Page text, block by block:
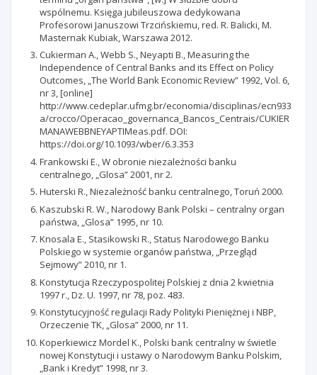
wspólnemu. Księga jubileuszowa dedykowana
Profesorowi Januszowi Trzcińskiemu, red. R. Balicki, M.
Masternak Kubiak, Warszawa 2012.
Cukierman A., Webb S., Neyapti B., Measuring the
Independence of Central Banks and its Effect on Policy
Outcomes, „The World Bank Economic Review” 1992, Vol. 6,
nr 3, [online]
http://www.cedeplar.ufmg.br/economia/disciplinas/ecn933
a/crocco/Operacao_governanca_Bancos_Centrais/CUKIER
MANAWEBBNEYAPTIMeas.pdf. DOI:
https://doi.org/10.1093/wber/6.3.353
Frankowski E., W obronie niezależności banku
centralnego, „Glosa” 2001, nr 2.
Huterski R., Niezależność banku centralnego, Toruń 2000.
Kaszubski R. W., Narodowy Bank Polski – centralny organ
państwa, „Glosa” 1995, nr 10.
Knosala E., Stasikowski R., Status Narodowego Banku
Polskiego w systemie organów państwa, „Przegląd
Sejmowy” 2010, nr 1.
Konstytucja Rzeczypospolitej Polskiej z dnia 2 kwietnia
1997 r., Dz. U. 1997, nr 78, poz. 483.
Konstytucyjność regulacji Rady Polityki Pieniężnej i NBP,
Orzeczenie TK, „Glosa” 2000, nr 11.
Koperkiewicz Mordel K., Polski bank centralny w świetle
nowej Konstytucji i ustawy o Narodowym Banku Polskim,
„Bank i Kredyt” 1998, nr 3.